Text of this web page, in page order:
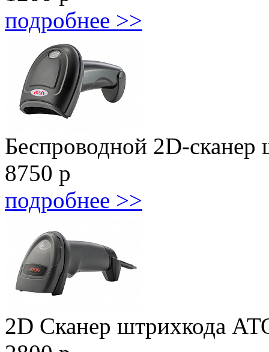
подробнее >>
Беспроводной 2D-
8750 р
подробнее >>
2D Сканер штрихкода